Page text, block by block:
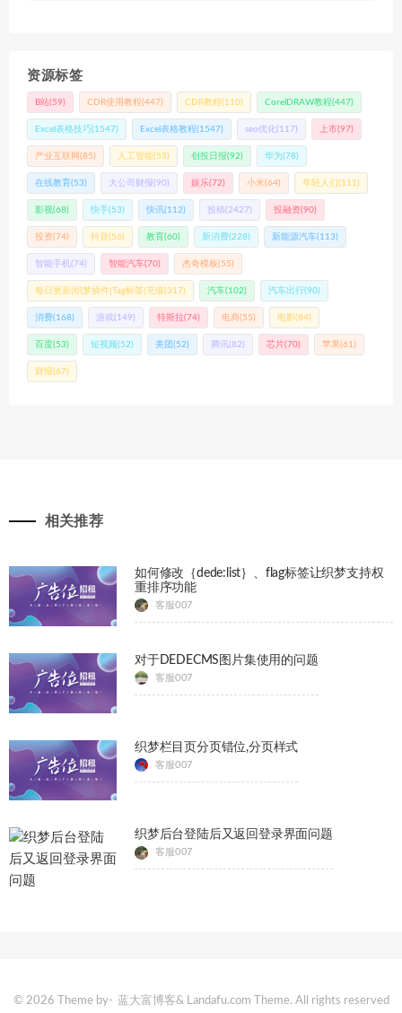
资源标签
B站(59) CDR使用教程(447) CDR教程(110) CorelDRAW教程(447)
Excel表格技巧(1547) Excel表格教程(1547) seo优化(117) 上市(97)
产业互联网 (85) 人工智能(53) 创投日报(92) 华为(78)
在线教育(53) 大公司财报(90) 娱乐(72) 小米(64) 年轻人们 (111)
影视(68) 快手(53) 快讯(112) 投稿 (2427) 投融资(90)
投资(74) 抖音(56) 教育(60) 新消费(228) 新能源汽车(113)
智能手机 (74) 智能汽车(70) 杰奇模板(55)
每日更新|织梦插件|Tag标签|充值(317) 汽车(102) 汽车出行(90)
消费(168) 游戏(149) 特斯拉(74) 电商(55) 电影(84)
百度(53) 短视频(52) 美团 (52) 腾讯(82) 芯片(70) 苹果(61)
财报(67)
相关推荐
如何修改｛dede:list｝、flag标签让织梦支持权
重排序功能
客服007
对于DEDECMS图片集使用的问题
客服007
织梦栏目页分页错位,分页样式
客服007
织梦后台登陆后又返回登录界面问题
客服007
© 2026 Theme by- 蓝大富博客& Landafu.com Theme. All rights reserved